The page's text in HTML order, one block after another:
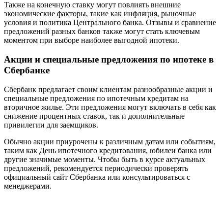
Также на конечную ставку могут повлиять внешние
экономические факторы, такие как инфляция, рыночные
условия и политика Центрального банка. Отзывы и сравнение
предложений разных банков также могут стать ключевым
моментом при выборе наиболее выгодной ипотеки.
Акции и специальные предложения по ипотеке в
Сбербанке
Сбербанк предлагает своим клиентам разнообразные акции и
специальные предложения по ипотечным кредитам на
вторичное жилье. Эти предложения могут включать в себя как
снижение процентных ставок, так и дополнительные
привилегии для заемщиков.
Обычно акции приурочены к различным датам или событиям,
таким как День ипотечного кредитования, юбилеи банка или
другие значимые моменты. Чтобы быть в курсе актуальных
предложений, рекомендуется периодически проверять
официальный сайт Сбербанка или консультироваться с
менеджерами.